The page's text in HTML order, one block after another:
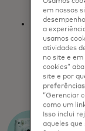
Para se
clientes e
de
para cada
consistente.
em nossos
a
usamos
atividades
no site e
cookies”
site e por
“Gerenciar
como um
Isso inclui
aqueles